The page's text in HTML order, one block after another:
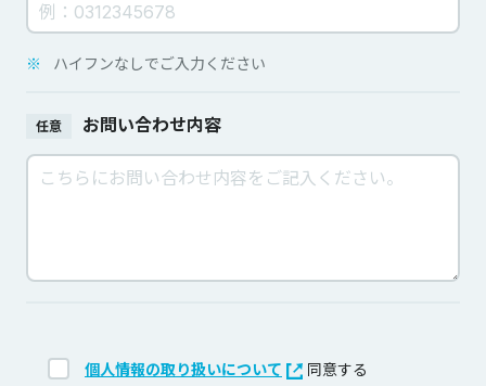
※ ハイフンなしでご入力ください
任意 お問い合わせ内容
個人情報の取り扱いについて 同意する